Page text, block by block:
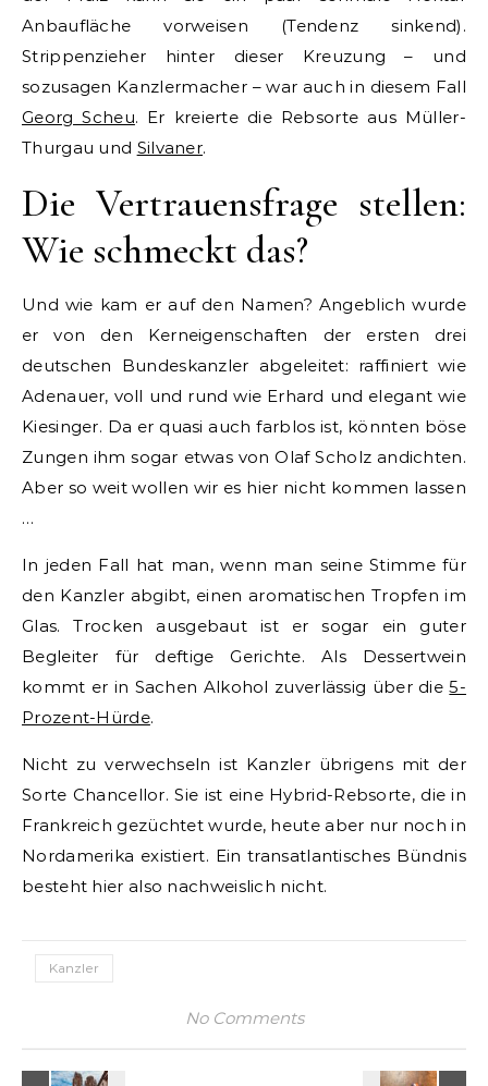
Anbaufläche vorweisen (Tendenz sinkend).
Strippenzieher hinter dieser Kreuzung – und
sozusagen Kanzlermacher – war auch in diesem Fall
Georg Scheu. Er kreierte die Rebsorte aus Müller-
Thurgau und Silvaner.
Die Vertrauensfrage stellen:
Wie schmeckt das?
Und wie kam er auf den Namen? Angeblich wurde
er von den Kerneigenschaften der ersten drei
deutschen Bundeskanzler abgeleitet: raffiniert wie
Adenauer, voll und rund wie Erhard und elegant wie
Kiesinger. Da er quasi auch farblos ist, könnten böse
Zungen ihm sogar etwas von Olaf Scholz andichten.
Aber so weit wollen wir es hier nicht kommen lassen
…
In jeden Fall hat man, wenn man seine Stimme für
den Kanzler abgibt, einen aromatischen Tropfen im
Glas. Trocken ausgebaut ist er sogar ein guter
Begleiter für deftige Gerichte. Als Dessertwein
kommt er in Sachen Alkohol zuverlässig über die5-
Prozent-Hürde.
Nicht zu verwechseln ist Kanzler übrigens mit der
Sorte Chancellor. Sie ist eine Hybrid-Rebsorte, die in
Frankreich gezüchtet wurde, heute aber nur noch in
Nordamerika existiert. Ein transatlantisches Bündnis
besteht hier also nachweislich nicht.
Kanzler
No Comments